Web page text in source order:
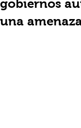
gobiernos
una